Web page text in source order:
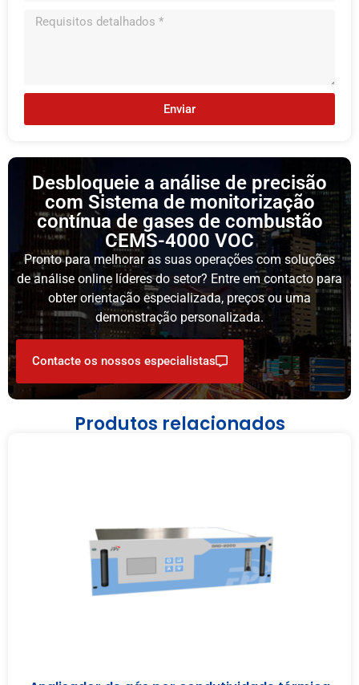
Enviar
Desbloqueie a análise de precisão
com Sistema de monitorização
contínua de gases de combustão
CEMS-4000 VOC
Pronto para melhorar as suas operações com soluções
de análise online líderes do setor? Entre em contacto para
obter orientação especializada, preços ou uma
demonstração personalizada.
Contacte os nossos especialistas
Produtos relacionados